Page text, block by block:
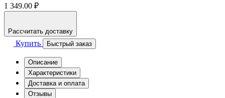
1 349.00 ₽
Рассчитать доставку
Купить Быстрый заказ
Описание
Характеристики
Доставка и оплата
Отзывы